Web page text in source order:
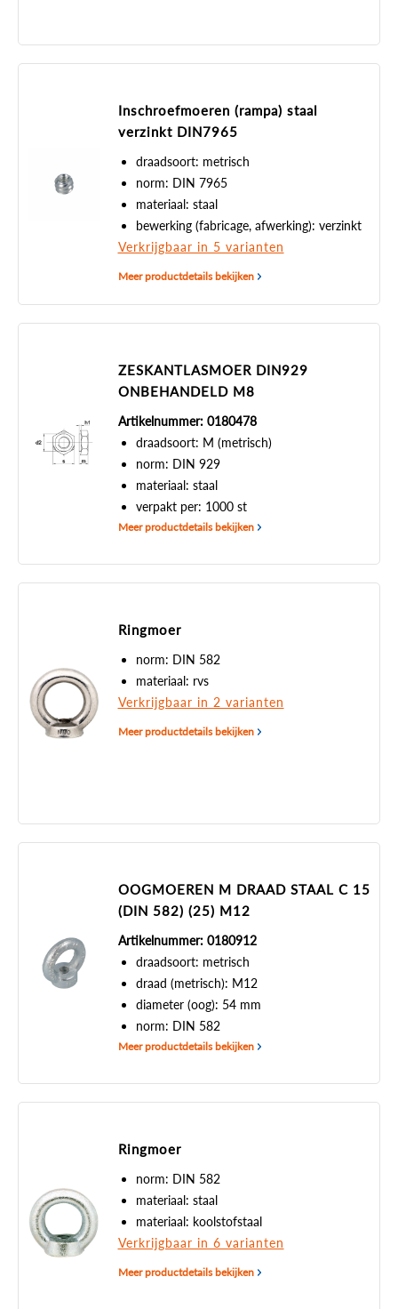
Inschroefmoeren (rampa) staal
verzinkt DIN7965
draadsoort: metrisch
norm: DIN 7965
materiaal: staal
bewerking (fabricage, afwerking): verzinkt
Verkrijgbaar in 5 varianten
Meer productdetails bekijken
ZESKANTLASMOER DIN929
ONBEHANDELD M8
Artikelnummer: 0180478
draadsoort: M (metrisch)
norm: DIN 929
materiaal: staal
verpakt per: 1000 st
Meer productdetails bekijken
Ringmoer
norm: DIN 582
materiaal: rvs
Verkrijgbaar in 2 varianten
Meer productdetails bekijken
OOGMOEREN M DRAAD STAAL C 15
(DIN 582) (25) M12
Artikelnummer: 0180912
draadsoort: metrisch
draad (metrisch): M12
diameter (oog): 54 mm
norm: DIN 582
Meer productdetails bekijken
Ringmoer
norm: DIN 582
materiaal: staal
materiaal: koolstofstaal
Verkrijgbaar in 6 varianten
Meer productdetails bekijken